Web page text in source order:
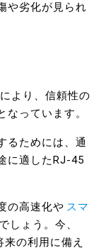
や劣化が見られ
より、信頼性の
っています。
るためには、通
に適したRJ-45
の高速化や スマ
しょう。今、
の利用に備え